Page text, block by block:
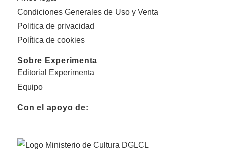
Condiciones Generales de Uso y Venta
Politica de privacidad
Política de cookies
Sobre Experimenta
Editorial Experimenta
Equipo
Con el apoyo de: